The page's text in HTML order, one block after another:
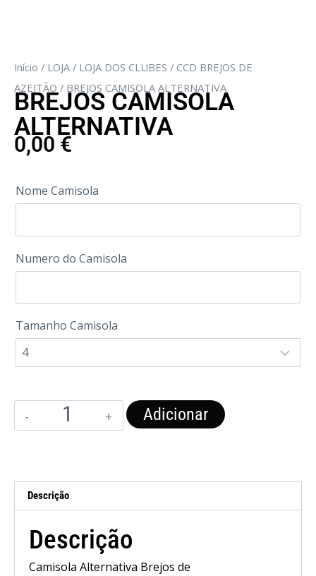
Início / LOJA / LOJA DOS CLUBES / CCD BREJOS DE
AZEITÃO / BREJOS CAMISOLA ALTERNATIVA
BREJOS CAMISOLA
ALTERNATIVA
0,00 €
Nome Camisola
Numero do Camisola
Tamanho Camisola
Adicionar
Descrição
Descrição
Camisola Alternativa Brejos de